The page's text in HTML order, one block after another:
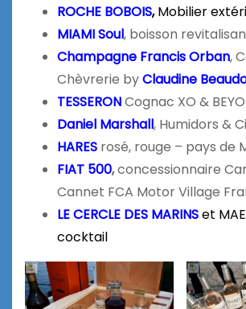
ROCHE BOBOIS,Mobilier
MIAMI Soul, boisson
Champagne Francis Orban,
Chèvrerie byClaudine
TESSERONCognac XO &
Daniel Marshall, Humidors &
HARES rosé, rouge – pays de
FIAT 500,concessionnaire
Cannet FCA Motor Village
LE CERCLE DES MARINSet
cocktail